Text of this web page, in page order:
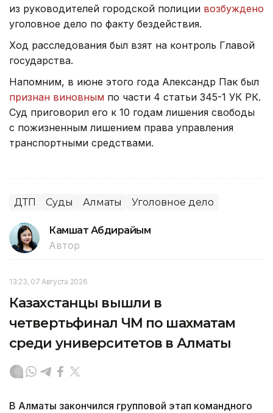
из руководителей городской полиции возбуждено
уголовное дело по факту бездействия.
Ход расследования был взят на контроль Главой
государства.
Напомним, в июне этого года Александр Пак был
признан виновным по части 4 статьи 345-1 УК РК.
Суд приговорил его к 10 годам лишения свободы
с пожизненным лишением права управления
транспортными средствами.
ДТП Суды Алматы Уголовное дело
Камшат Абдирайым
Автор
13:23, 07 Августа 2026
Казахстанцы вышли в
четвертьфинал ЧМ по шахматам
среди университетов в Алматы
В Алматы закончился групповой этап командного